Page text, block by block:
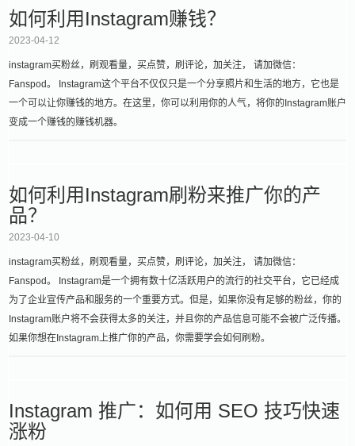
如何利用Instagram赚钱？
2023-04-12
instagram买粉丝，刷观看量，买点赞，刷评论，加关注， 请加微信：
Fanspod。 Instagram这个平台不仅仅只是一个分享照片和生活的地方，它也是
一个可以让你赚钱的地方。在这里，你可以利用你的人气，将你的Instagram账户
变成一个赚钱的赚钱机器。
如何利用Instagram刷粉来推广你的产
品？
2023-04-10
instagram买粉丝，刷观看量，买点赞，刷评论，加关注， 请加微信：
Fanspod。 Instagram是一个拥有数十亿活跃用户的流行的社交平台，它已经成
为了企业宣传产品和服务的一个重要方式。但是，如果你没有足够的粉丝，你的
Instagram账户将不会获得太多的关注，并且你的产品信息可能不会被广泛传播。
如果你想在Instagram上推广你的产品，你需要学会如何刷粉。
Instagram 推广：如何用 SEO 技巧快速
涨粉